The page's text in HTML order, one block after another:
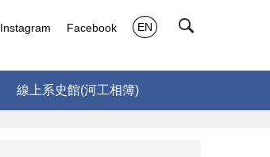
線上系史館(河工相簿)
Instagram Facebook EN